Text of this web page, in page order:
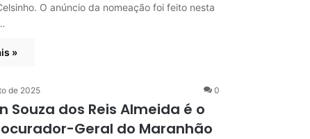
O anúncio da nomeação foi feito nesta
»
de 2025 0
Souza dos Reis Almeida é o
Geral do Maranhão